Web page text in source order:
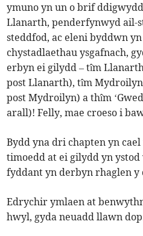
ymuno yn un o brif
Llanarth, penderfynwyd ail-
steddfod, ac eleni byddwn
chystadlaethau ysgafnach,
erbyn ei gilydd – tîm
post Llanarth), tîm
post Mydroilyn) a thîm
arall)! Felly, mae croeso i
Bydd yna dri chapten yn cael
timoedd at ei gilydd yn
fyddant yn derbyn rhaglen y
Edrychir ymlaen at
hwyl, gyda neuadd llawn